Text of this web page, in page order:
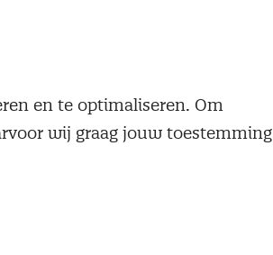
en te optimaliseren. Om
wij graag jouw toestemming